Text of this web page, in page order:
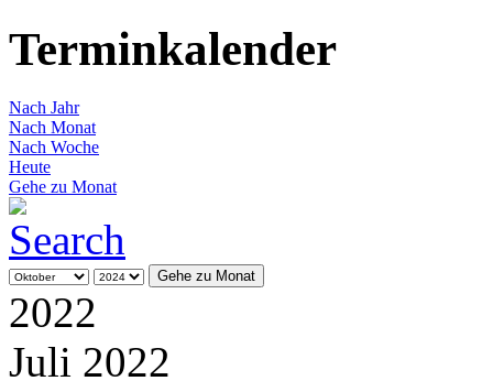
Terminkalender
Nach Jahr
Nach Monat
Nach Woche
Heute
Gehe zu Monat
Gehe zu Monat
2022
Juli 2022